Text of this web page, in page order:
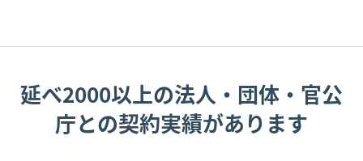
延べ2000以上の法人・団体・官公
庁との契約実績があります